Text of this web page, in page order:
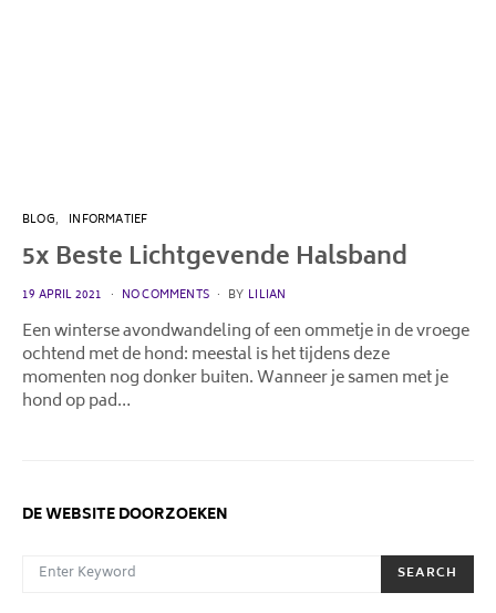
BLOG INFORMATIEF
5x Beste Lichtgevende Halsband
POSTED
19 APRIL 2021 NO COMMENTS BY LILIAN
Een winterse avondwandeling of een ommetje in de vroege
ochtend met de hond: meestal is het tijdens deze
momenten nog donker buiten. Wanneer je samen met je
hond op pad…
DE WEBSITE DOORZOEKEN
SEARCH FOR:
SEARCH